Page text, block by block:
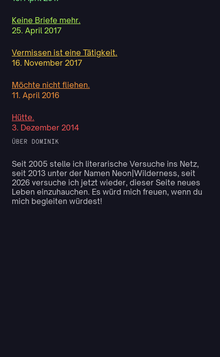
Keine Briefe mehr.
25. April 2017
Vermissen ist eine Tätigkeit.
16. November 2017
Möchte nicht fliehen.
11. April 2016
Hütte.
3. Dezember 2014
ÜBER DOMINIK
Seit 2005 stelle ich literarische Versuche ins Netz,
seit 2013 unter der Namen Neon|Wilderness, seit
2026 versuche ich jetzt wieder, dieser Seite neues
Leben einzuhauchen. Es würd mich freuen, wenn du
mich begleiten würdest!